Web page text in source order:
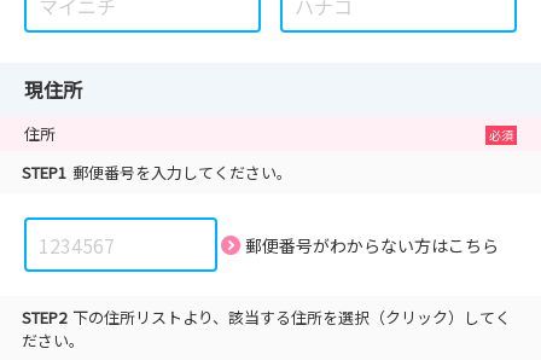
現住所
住所
STEP1 郵便番号を入力してください。
郵便番号がわからない方はこちら
STEP2 下の住所リストより、該当する住所を選択（クリック）してく
ださい。